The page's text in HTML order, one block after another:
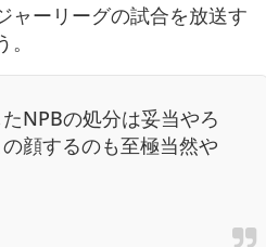
ャーリーグの試合を放送す
NPBの処分は妥当やろ
顔するのも至極当然や